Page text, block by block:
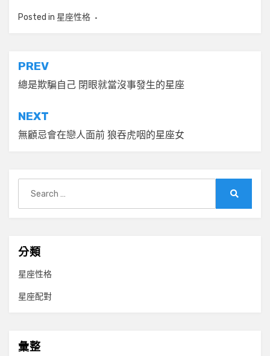
Posted in 星座性格
文
章
導
覽
PREV
總是欺騙自己 閉眼就當沒事發生的星座
NEXT
無顧忌會在戀人面前 狼吞虎咽的星座女
for:
分類
星座性格
星座配對
彙整